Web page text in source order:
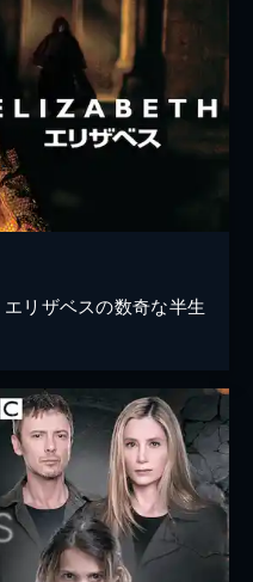
リザベスの数奇な半生